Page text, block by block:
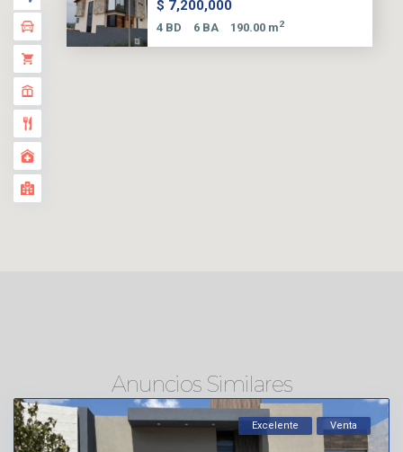
$ 7,200,000
4 BD 6 BA 190.00 m2
Anuncios Similares
Excelente Venta